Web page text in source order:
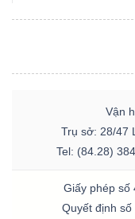
Vận
Trụ sở: 28/47
Tel: (84.28)
Giấy phép số
Quyết định